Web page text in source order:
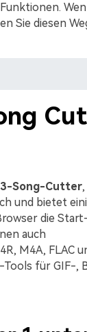
Sie diesen
Song-Cutter,
und bietet
die
auch
M4A, FLAC
für GIF-,